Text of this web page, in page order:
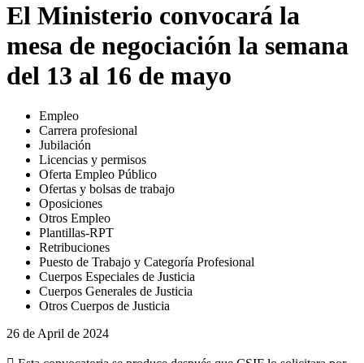
El Ministerio convocará la
mesa de negociación la semana
del 13 al 16 de mayo
Empleo
Carrera profesional
Jubilación
Licencias y permisos
Oferta Empleo Público
Ofertas y bolsas de trabajo
Oposiciones
Otros Empleo
Plantillas-RPT
Retribuciones
Puesto de Trabajo y Categoría Profesional
Cuerpos Especiales de Justicia
Cuerpos Generales de Justicia
Otros Cuerpos de Justicia
26 de April de 2024